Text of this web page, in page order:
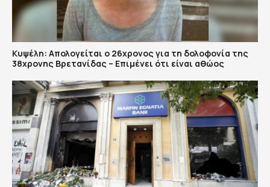
Κυψέλη: Απολογείται ο 26χρονος για τη δολοφονία της
38χρονης Βρετανίδας – Επιμένει ότι είναι αθώος